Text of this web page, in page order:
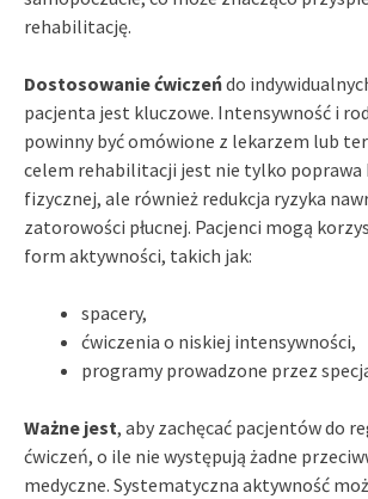
rehabilitację.
Dostosowanie ćwiczeńdo
pacjenta jest kluczowe. Intensywność i
powinny być omówione z lekarzem lub
celem rehabilitacji jest nie tylko poprawa
fizycznej, ale również redukcja ryzyka
zatorowości płucnej. Pacjenci mogą
form aktywności, takich jak:
spacery,
ćwiczenia o niskiej intensywności,
programy prowadzone przez
Ważne jest, aby zachęcać pacjentów do
ćwiczeń, o ile nie występują żadne
medyczne. Systematyczna aktywność